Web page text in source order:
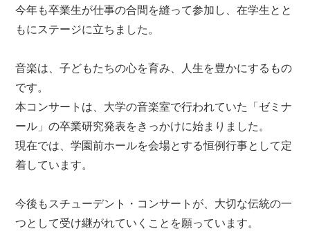
今年も卒業生が仕事の合間を縫って参加し、在学生とと
もにステージに立ちました。
音楽は、子どもたちの心を育み、人生を豊かにするもの
です。
本コンサートは、大学の音楽室で行われていた「ゼミナ
ール」の卒業研究発表をきっかけに始まりました。
現在では、学園前ホールを会場とする恒例行事として定
着しています。
今後もスチューデント・コンサートが、大切な伝統の一
つとして受け継がれていくことを願っています。